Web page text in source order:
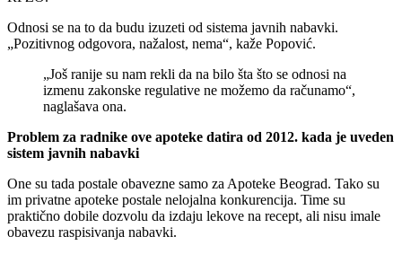
Odnosi se na to da budu izuzeti od sistema javnih nabavki.
„Pozitivnog odgovora, nažalost, nema“, kaže Popović.
„Još ranije su nam rekli da na bilo šta što se odnosi na
izmenu zakonske regulative ne možemo da računamo“,
naglašava ona.
Problem za radnike ove apoteke datira od 2012. kada je uveden
sistem javnih nabavki
One su tada postale obavezne samo za Apoteke Beograd. Tako su
im privatne apoteke postale nelojalna konkurencija. Time su
praktično dobile dozvolu da izdaju lekove na recept, ali nisu imale
obavezu raspisivanja nabavki.